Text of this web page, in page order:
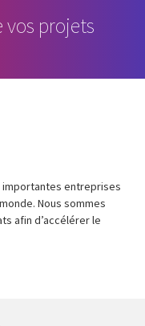
vos projets
importantes entreprises
Nous sommes
afin d’accélérer le